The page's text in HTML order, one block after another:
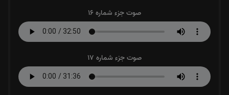
صوت جزء شماره 16
صوت جزء شماره 17